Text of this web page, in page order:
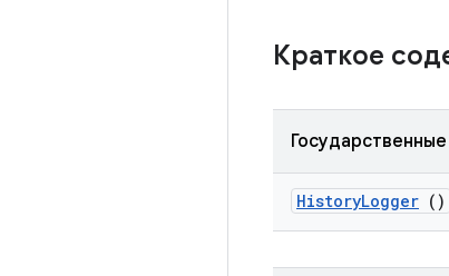
Краткое
HistoryLogger ()